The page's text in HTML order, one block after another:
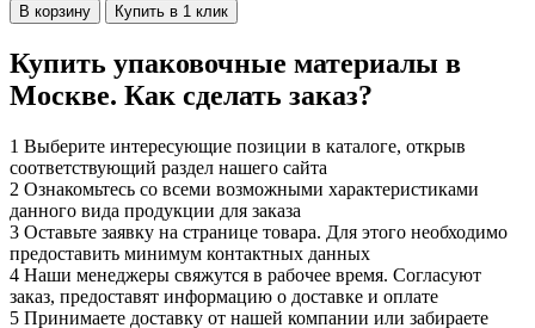
В корзину Купить в 1 клик
Купить упаковочные материалы в
Москве. Как сделать заказ?
1 Выберите интересующие позиции в каталоге, открыв
соответствующий раздел нашего сайта
2 Ознакомьтесь со всеми возможными характеристиками
данного вида продукции для заказа
3 Оставьте заявку на странице товара. Для этого необходимо
предоставить минимум контактных данных
4 Наши менеджеры свяжутся в рабочее время. Согласуют
заказ, предоставят информацию о доставке и оплате
5 Принимаете доставку от нашей компании или забираете